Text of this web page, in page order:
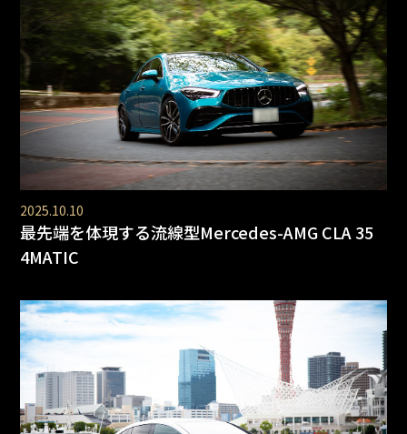
2025.10.10
最先端を体現する流線型Mercedes-AMG CLA 35
4MATIC